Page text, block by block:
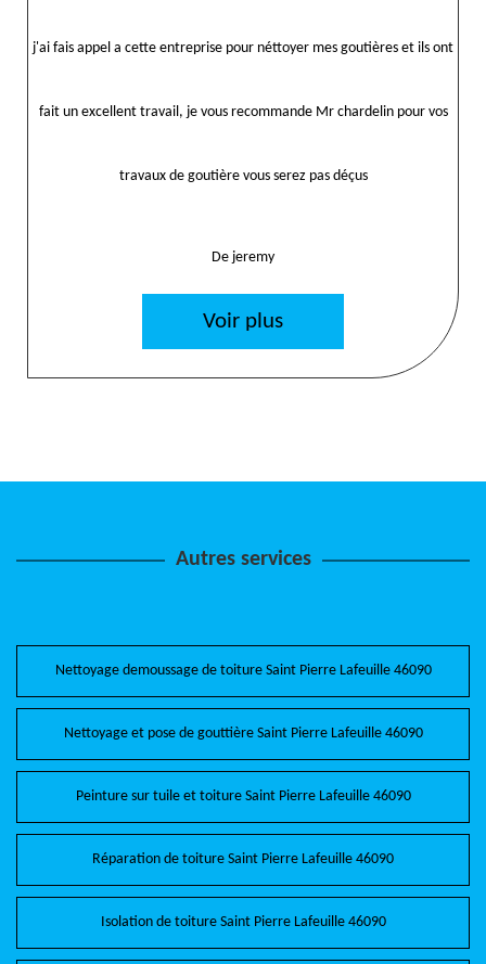
j'ai fais appel a cette entreprise pour néttoyer mes goutières et ils ont
fait un excellent travail, je vous recommande Mr chardelin pour vos
travaux de goutière vous serez pas déçus
De jeremy
Voir plus
Autres services
Nettoyage demoussage de toiture Saint Pierre Lafeuille 46090
Nettoyage et pose de gouttière Saint Pierre Lafeuille 46090
Peinture sur tuile et toiture Saint Pierre Lafeuille 46090
Réparation de toiture Saint Pierre Lafeuille 46090
Isolation de toiture Saint Pierre Lafeuille 46090